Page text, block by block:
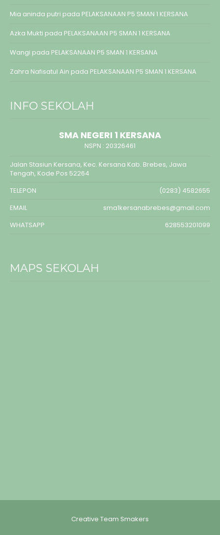
Mia aninda putri pada PELAKSANAAN P5 SMAN 1 KERSANA
Azka Mukti pada PELAKSANAAN P5 SMAN 1 KERSANA
Wangi pada PELAKSANAAN P5 SMAN 1 KERSANA
Zahra Nafisatul Ain pada PELAKSANAAN P5 SMAN 1 KERSANA
INFO SEKOLAH
SMA NEGERI 1 KERSANA
NSPN : 20326461
Jalan Stasiun Kersana, Kec. Kersana Kab. Brebes, Jawa
Tengah, Kode Pos 52264
TELEPON
(0283) 4582655
EMAIL
sma1kersanabrebes@gmail.com
WHATSAPP
628553201099
MAPS SEKOLAH
Creative Team Smakers